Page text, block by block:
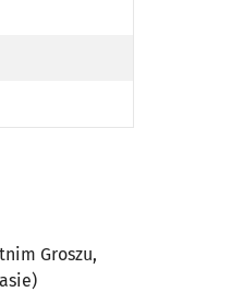
GROSZU, MOST MILENIJNY, UL.
MOST MILENIJNY, UL. JEZIORAŃSKIEGO
Groszu,